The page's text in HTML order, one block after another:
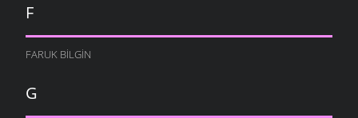
F
FARUK BILGIN
G